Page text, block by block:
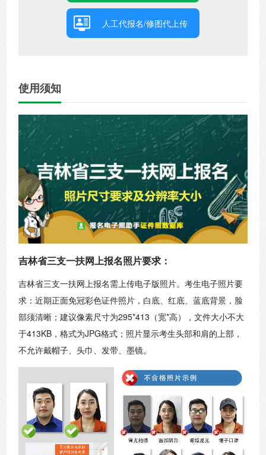
人工代报名/修图代上传
使用须知
吉林省三支一扶网上报名照片要求：
吉林省三支一扶网上报名需上传电子版照片。考生电子照片要
求：近期正面免冠彩色证件照片，白底、红底、蓝底背景，脸
部须清晰；建议像素尺寸为295*413（宽*高），文件大小不大
于413KB，格式为JPG格式；照片显示考生头部和肩的上部，
不允许戴帽子、头巾、发带、墨镜。